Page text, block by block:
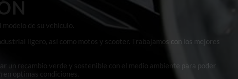
de su vehículo.
ligero, así como motos y scooter. Trabajamos con los mejores
un recambio verde y sostenible con el medio ambiente para poder
optimas condiciones.